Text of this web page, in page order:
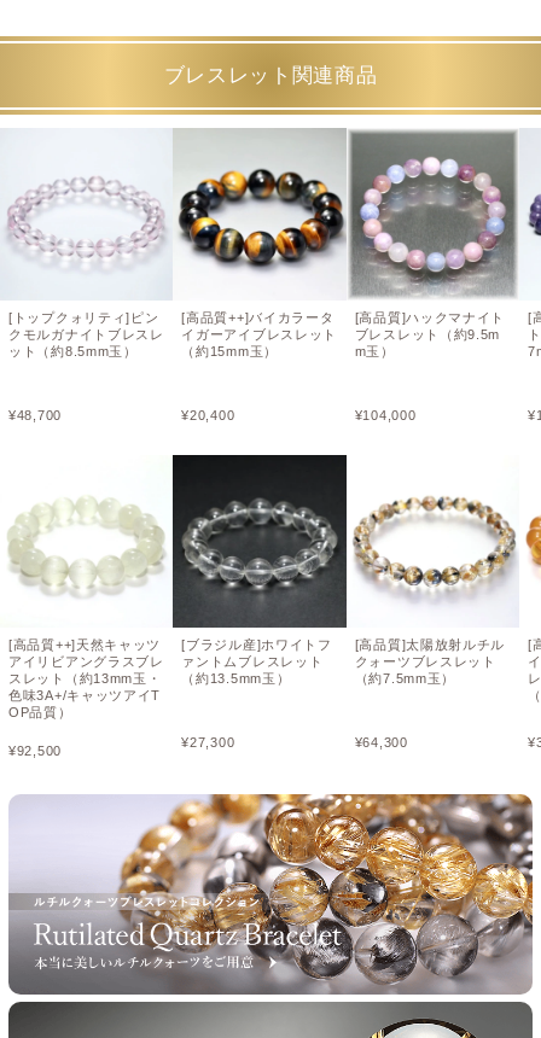
ブレスレット関連商品
[トップクォリティ]ピン
クモルガナイトブレスレ
ット（約8.5mm玉）
¥48,700
[高品質++]天然キャッツ
アイリビアングラスブレ
スレット（約13mm玉・
色味3A+/キャッツアイT
OP品質）
¥92,500
[高品質++]バイカラータ
イガーアイブレスレット
（約15mm玉）
¥20,400
[ブラジル産]ホワイトフ
ァントムブレスレット
（約13.5mm玉）
¥27,300
[高品質]ハックマナイト
ブレスレット（約9.5m
m玉）
¥104,000
[高品質]太陽放射ルチル
クォーツブレスレット
（約7.5mm玉）
¥64,300
[
¥
[
¥